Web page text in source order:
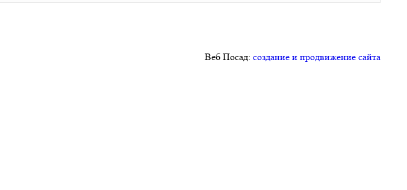
Веб Посад: создание и продвижение сайта